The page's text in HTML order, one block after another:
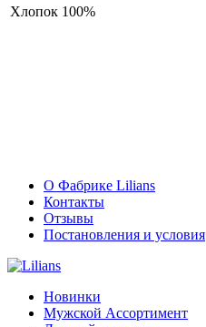
Хлопок 100%
О Фабрике Lilians
Контакты
Отзывы
Постановления и условия
Новинки
Мужской Ассортимент